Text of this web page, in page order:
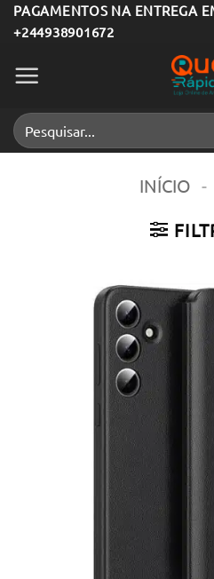
Skip
to
content
PAGAMENTOS NA ENTREGA
+244938901672
Pesquisar
por:
INÍCIO -